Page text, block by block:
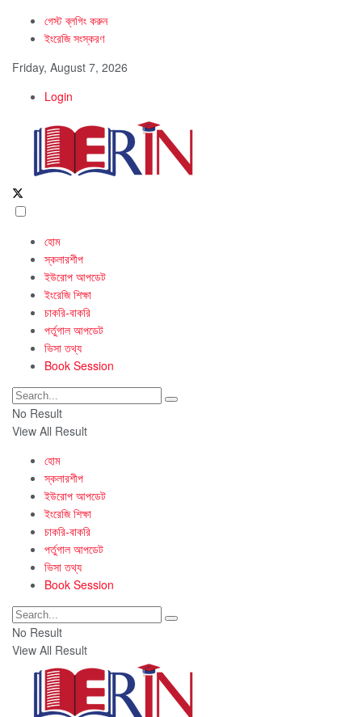
গেস্ট ব্লগিং করুন
ইংরেজি সংস্করণ
Friday, August 7, 2026
Login
হোম
স্কলারশীপ
ইউরোপ আপডেট
ইংরেজি শিক্ষা
চাকরি-বাকরি
পর্তুগাল আপডেট
ভিসা তথ্য
Book Session
No Result
View All Result
হোম
স্কলারশীপ
ইউরোপ আপডেট
ইংরেজি শিক্ষা
চাকরি-বাকরি
পর্তুগাল আপডেট
ভিসা তথ্য
Book Session
No Result
View All Result